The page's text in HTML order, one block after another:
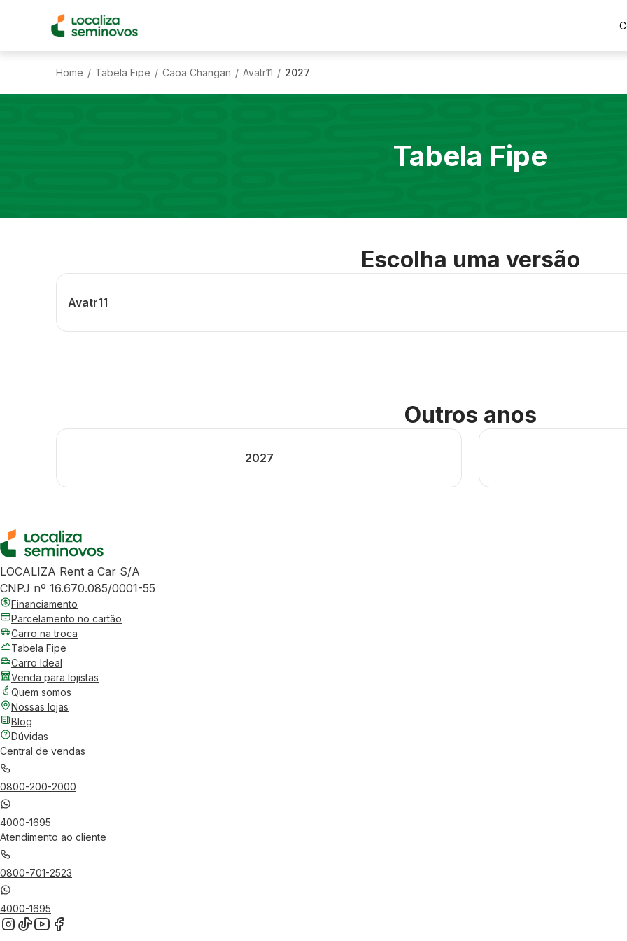
Home / Tabela Fipe / Caoa Changan / Avatr11 / 2027
Tabela Fipe
Escolha uma versão
Avatr11
Outros anos
2027
LOCALIZA Rent a Car S/A
CNPJ nº 16.670.085/0001-55
Financiamento
Parcelamento no cartão
Carro na troca
Tabela Fipe
Carro Ideal
Venda para lojistas
Quem somos
Nossas lojas
Blog
Dúvidas
Central de vendas
0800-200-2000
4000-1695
Atendimento ao cliente
0800-701-2523
4000-1695